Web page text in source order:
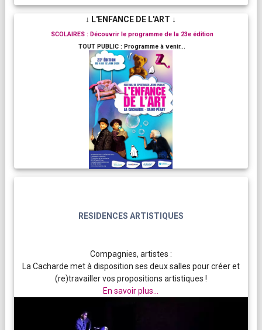
↓ L'ENFANCE DE L'ART ↓
SCOLAIRES : Découvrir le programme de la 23e édition
TOUT PUBLIC : Programme à venir...
RESIDENCES ARTISTIQUES
Compagnies, artistes :
La Cacharde met à disposition ses deux salles pour créer et
(re)travailler vos propositions artistiques !
En savoir plus...